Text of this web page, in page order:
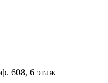
608, 6 этаж